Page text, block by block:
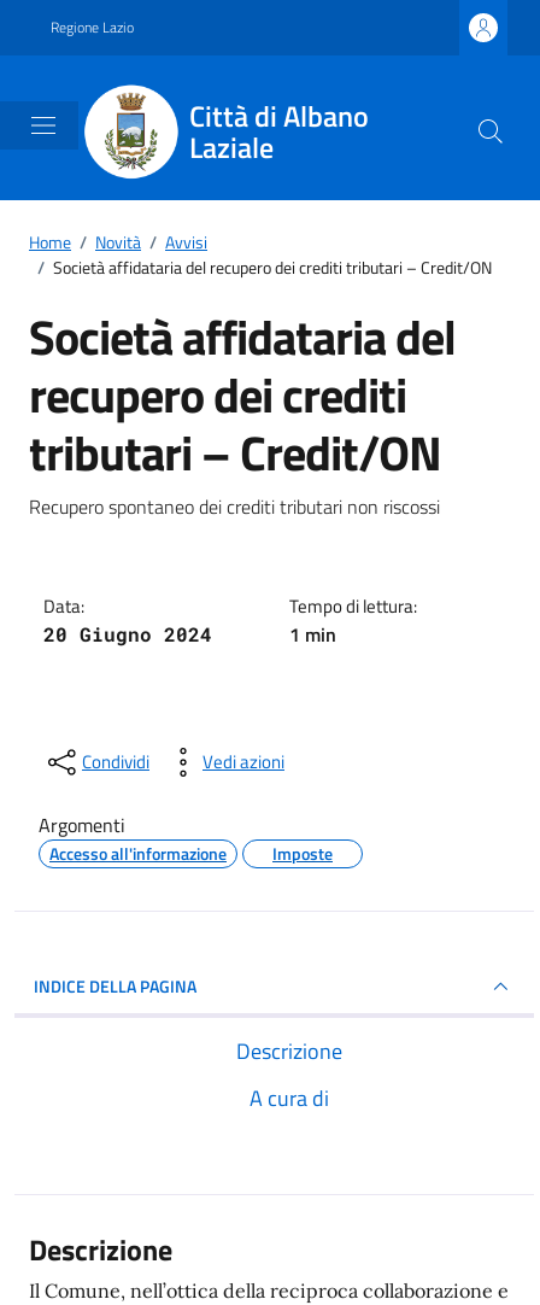
Regione Lazio
Città di Albano
Laziale
Home / Novità / Avvisi
/ Società affidataria del recupero dei crediti tributari – Credit/ON
Società affidataria del
recupero dei crediti
tributari – Credit/ON
Dettagli della notizia
Recupero spontaneo dei crediti tributari non riscossi
Data:
20 Giugno 2024
Tempo di lettura:
1 min
Condividi Vedi azioni
Argomenti
Accesso all'informazione Imposte
INDICE DELLA PAGINA
Descrizione
A cura di
Descrizione
Il Comune, nell’ottica della reciproca collaborazione e